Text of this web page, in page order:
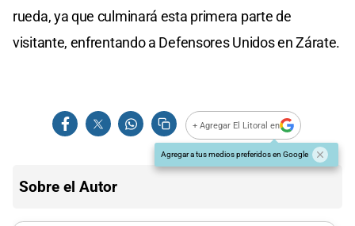
rueda, ya que culminará esta primera parte de
visitante, enfrentando a Defensores Unidos en Zárate.
+ Agregar El Litoral en
Agregar a tus medios preferidos en Google
Sobre el Autor